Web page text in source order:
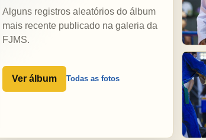
Alguns registros aleatórios do álbum
mais recente publicado na galeria da
FJMS.
Ver álbum Todas as fotos